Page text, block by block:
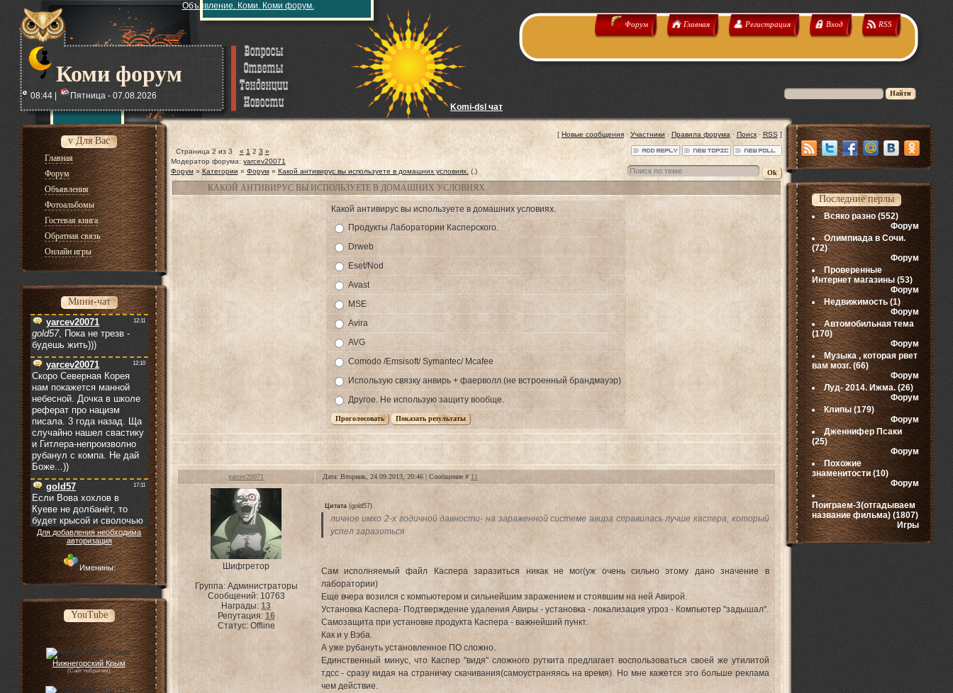
Коми форум
Объявление. Коми. Коми форум.
Форум Главная Регистрация Вход RSS
08:44 |
Пятница - 07.08.2026
Komi-dsl чат
v Для Вас
Главная
Форум
Объявления
Фотоальбомы
Гостевая книга
Обратная связь
Онлайн игры
Мини-чат
Для добавления необходима
авторизация
Именины:
YouTube
Нижнегорский Крым
(Сайт побратим)
[ Новые сообщения· Участники · Правила форума · Поиск· RSS]
Страница2 из 3 « 1 2 3 »
Модератор форума: yarcev20071
Форум » Категории » Форум » Какой антивирус вы используете в домашних условиях. (.)
КАКОЙ АНТИВИРУС ВЫ ИСПОЛЬЗУЕТЕ В ДОМАШНИХ УСЛОВИЯХ.
Какой антивирус вы используете в домашних условиях.
Продукты Лаборатории Касперского.
Drweb
Eset/Nod
Avast
MSE
Avira
AVG
Comodo /Emsisoft/ Symantec/ Mcafee
Использую связку анвирь + фаерволл.(не встроенный брандмауэр)
Другое. Не использую защиту вообще.
yarcev20071 Дата: Вторник, 24.09.2013, 20:46 | Сообщение # 11
Шифгретор
Группа: Администраторы
Сообщений: 10763
Награды:13
Репутация: 16
Статус: Offline
Цитата(gold57)
личное имхо 2-х годичной давности- на зараженной системе авира справилась лучше каспера, который
успел заразиться
Сам исполняемый файл Каспера заразиться никак не мог(уж очень сильно этому дано значение в
лаборатории)
Еще вчера возился с компьютером и сильнейшим заражением и стоявшим на ней Авирой.
Установка Каспера- Подтверждение удаления Авиры - установка - локализация угроз - Компьютер "задышал".
Самозащита при установке продукта Каспера - важнейший пункт.
Как и у Вэба.
А уже рубануть установленное ПО сложно.
Единственный минус, что Каспер "видя" сложного руткита предлагает воспользоваться своей же утилитой
тдсс - сразу кидая на страничку скачивания(самоустраняясь на время). Но мне кажется это больше реклама
чем действие.
Последние перлы
Всяко разно (552)
Форум
Олимпиада в Сочи.
(72)
Форум
Проверенные
Интернет магазины (53)
Форум
Недвижимость (1)
Форум
Автомобильная тема
(170)
Форум
Музыка , которая рвет
вам мозг. (66)
Форум
Луд- 2014. Ижма. (26)
Форум
Клипы (179)
Форум
Дженнифер Псаки
(25)
Форум
Похожие
знаменитости (10)
Форум
Поиграем-3(отгадываем
название фильма) (1807)
Игры